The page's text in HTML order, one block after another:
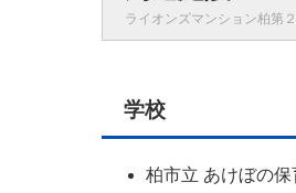
ライオンズマンション柏第２
学校
柏市立 あけぼの保